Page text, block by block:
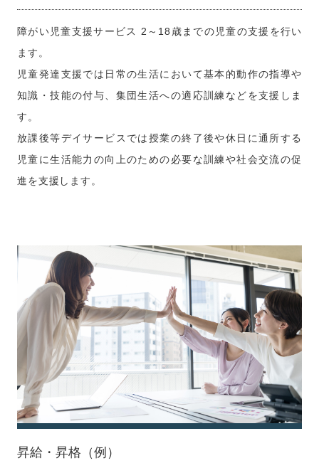
障がい児童支援サービス 2～18歳までの児童の支援を行い
ます。
児童発達支援では日常の生活において基本的動作の指導や
知識・技能の付与、集団生活への適応訓練などを支援しま
す。
放課後等デイサービスでは授業の終了後や休日に通所する
児童に生活能力の向上のための必要な訓練や社会交流の促
進を支援します。
昇給・昇格（例）